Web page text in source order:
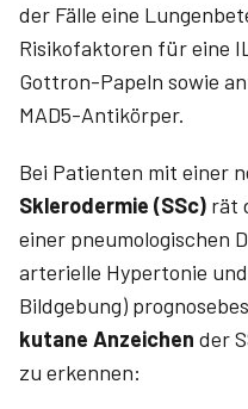
der Fälle eine
Risikofaktoren für eine
Gottron-Papeln sowie
MAD5-Antikörper.
Bei Patienten mit einer
Sklerodermie (SSc) rät
einer pneumologischen
arterielle Hypertonie
Bildgebung)
kutane Anzeichen der
zu erkennen­: